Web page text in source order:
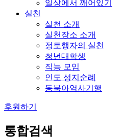
일상에서 깨어있기
실천
실천 소개
실천장소 소개
정토행자의 실천
청년대학생
직능 모임
인도 성지순례
동북아역사기행
후원하기
통합검색